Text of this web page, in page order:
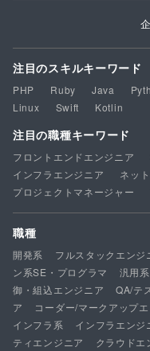
注目のスキルキーワード
PHP Ruby Java
Linux
Swift Kotlin
注目の職種キーワード
フロントエンドエンジニア
インフラエンジニア
ネッ
プロジェクトマネージャー
職種
開発系 フルスタックエンジ
ン系SE・プログラマ
汎用
御・組込エンジニア
QA/テ
ア
コーダー/マークアップ
インフラ系
インフラエンジ
ティエンジニア
クラウドエ